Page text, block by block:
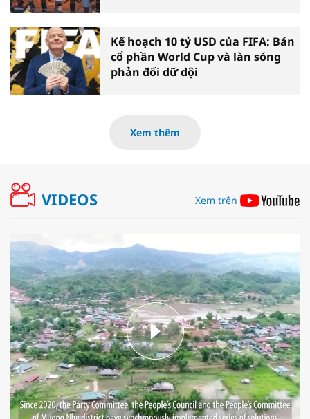
Kế hoạch 10 tỷ USD của FIFA: Bán
cổ phần World Cup và làn sóng
phản đối dữ dội
Xem thêm
VIDEOS Xem trên